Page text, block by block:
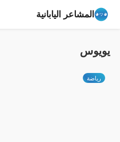
المشاعر اليابانية
يويوس
رياضة